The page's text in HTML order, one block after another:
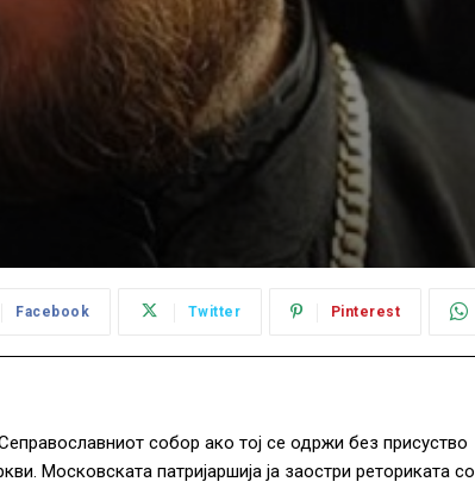
Facebook Twitter Pinterest
собор ако тој се одржи без присуство
Московската патријаршија ја заостри реториката со